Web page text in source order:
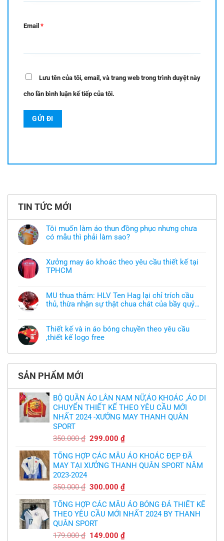
Email *
Lưu tên của tôi, email, và trang web trong trình duyệt này
cho lần bình luận kế tiếp của tôi.
TIN TỨC MỚI
Tôi muốn làm áo thun đồng phục nhưng chưa
có mẫu thì phải làm sao?
bình
luận
ở
áo
thun
đồng
chưa
có
mẫu
thì
làm
Xưởng may áo khoác theo yêu cầu thiết kế tại
TPHCM
bình
luận
ở
khoác
theo
yêu
thiết
tại
TPHCM
MU thua thảm: HLV Ten Hag lại chỉ trích cầu
thủ, thừa nhận sự thật chua chát của bầy quỷ
bình
luận
ở
thảm:
Hag
lại
trích
cầu
thủ,
thừa
nhận
sự
thật
chát
bầy
quỷ
nhỏ
Thiết kế và in áo bóng chuyền theo yêu cầu
,thiết kế logo free
có
luận
Thiết
và
in
áo
bóng
chuyền
theo
,thiết
free
SẢN PHẨM MỚI
BỘ QUẦN ÁO LÂN NAM NỮ,ÁO KHOÁC ,ÁO DI
CHUYỂN THIẾT KẾ THEO YÊU CẦU MỚI
NHẤT 2024 -XƯỞNG MAY THANH QUÂN
SPORT
350.000₫ Giá
là:
350.000 ₫.
299.000₫Giá
tại
là:
TỔNG HỢP CÁC MẪU ÁO KHOÁC ĐẸP ĐÃ
MAY TẠI XƯỞNG THANH QUÂN SPORT NĂM
2023-2024
350.000₫ Giá
là:
350.000 ₫.
300.000₫Giá
tại
là:
TỔNG HỢP CÁC MẪU ÁO BÓNG ĐÁ THIẾT KẾ
THEO YÊU CẦU MỚI NHẤT 2024 BY THANH
QUÂN SPORT
179.000₫ Giá
149.000₫Giá